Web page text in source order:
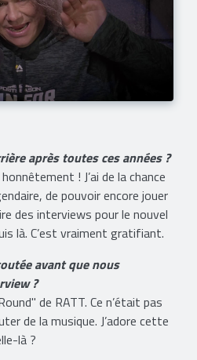
après toutes ces années ?
! J’ai de la chance
de pouvoir encore jouer
des interviews pour le nouvel
là. C’est vraiment gratifiant.
avant que nous
?
de RATT. Ce n’était pas
de la musique. J’adore cette
là ?